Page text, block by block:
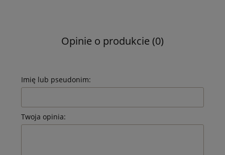
Opinie o produkcie (0)
Imię lub pseudonim:
Twoja opinia: